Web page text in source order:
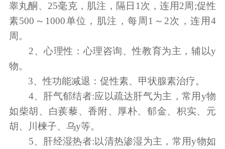
睾丸酮、25毫克，肌注，隔日1次，连用2周;促性
素500～1000单位，肌注，每周1～2次，连用4
周。
2、心理性：心理咨询、性教育为主，辅以y
物。
3、性功能减退：促性素、甲状腺素治疗。
4、肝气郁结者:应以疏达肝气为主，常用y物
如柴胡、白蒺藜、香附、厚朴、郁金、枳实、元
胡、川楝子、乌y等。
5、肝经湿热者:以清热渗湿为主，常用y物如